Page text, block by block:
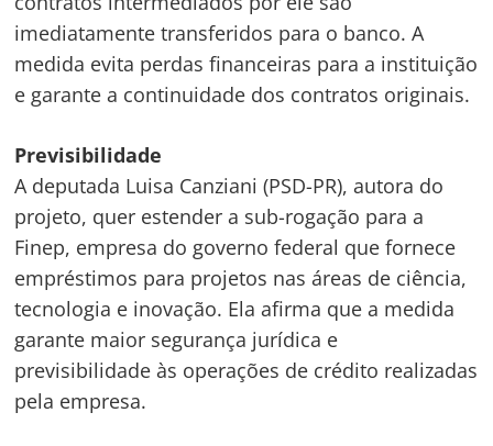
imediatamente transferidos para o banco. A
medida evita perdas financeiras para a instituição
e garante a continuidade dos contratos originais.
Previsibilidade
A deputada Luisa Canziani (PSD-PR), autora do
projeto, quer estender a sub-rogação para a
Finep, empresa do governo federal que fornece
empréstimos para projetos nas áreas de ciência,
tecnologia e inovação. Ela afirma que a medida
garante maior segurança jurídica e
previsibilidade às operações de crédito realizadas
pela empresa.
Navegação